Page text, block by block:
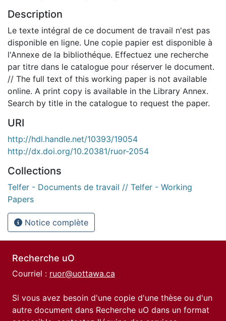
Description
Le texte intégral de ce document de travail n'est pas
disponible en ligne. Une copie papier est disponible à
l'Annexe de la bibliothéque. Effectuez une recherche
par titre dans le catalogue pour réserver le document.
// The full text of this working paper is not available
online. A print copy is available in the Library Annex.
Search by title in the catalogue to request the paper.
URI
http://hdl.handle.net/10393/19054
http://dx.doi.org/10.20381/ruor-2054
Collections
Telfer - Documents de travail // Telfer - Working
Papers
Notice complète
Recherche uO
Courriel : ruor@uottawa.ca
Si vous avez besoin d'une copie d'une thèse ou d'un
autre document dans Recherche uO dans un format